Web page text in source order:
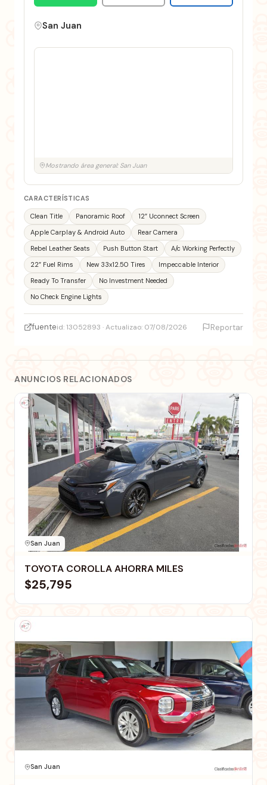
San Juan
Mostrando área general: San Juan
CARACTERÍSTICAS
Clean Title Panoramic Roof
12” Uconnect Screen
Apple Carplay & Android Auto
Rear Camera
Rebel Leather Seats
Push Button Start
A/c Working Perfectly
22” Fuel Rims
New 33x12.50 Tires
Impeccable Interior
Ready To Transfer
No Investment Needed
No Check Engine Lights
fuenteid: 13052893 · Actualizao: 07/08/2026 Reportar
ANUNCIOS RELACIONADOS
San Juan
TOYOTA COROLLA AHORRA MILES
$25,795
San Juan